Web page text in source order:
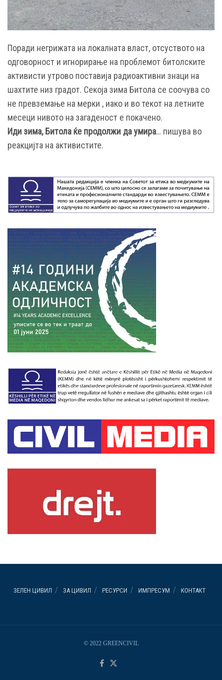
Поради негрижата на локалната власт, отсуството на
одговорност и игнорирање на проблемот битолските
активисти утрово поставија радиоактивни знаци на
шахтите низ градот. Секоја зима Битола се соочува со
не превземање на мерки , иако и во текот на летните
месеци нивото на загаденост е покачено.
Иди зима, Битола ќе продолжи да умира… пишува во
реакцијта на активистите.
ЗЕЛЕН ЦИВИЛ ЗА ЦИВИЛ РЕСУРСИ ИМПРЕСУМ КОНТАКТ
© 2022 GREENCIVIL